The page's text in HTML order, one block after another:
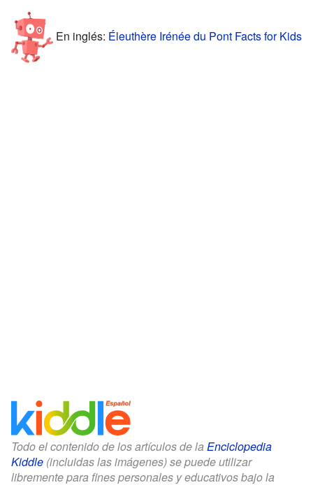
En inglés: Éleuthère Irénée du Pont Facts for Kids
Todo el contenido de los artículos de la Enciclopedia
Kiddle (incluidas las imágenes) se puede utilizar
libremente para fines personales y educativos bajo la